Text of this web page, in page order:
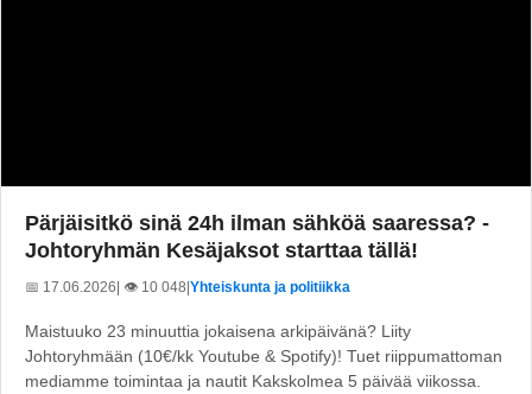
Pärjäisitkö sinä 24h ilman sähköä saaressa? -
Johtoryhmän Kesäjaksot starttaa tällä!
📅 17.06.2026 | 👁️ 10 048 Yhteiskunta ja politiikka
Maistuuko 23 minuuttia jokaisena arkipäivänä? Liity
Johtoryhmään (10€/kk Youtube & Spotify)! Tuet riippumattoman
mediamme toimintaa ja nautit Kakskolmea 5 päivää viikossa.